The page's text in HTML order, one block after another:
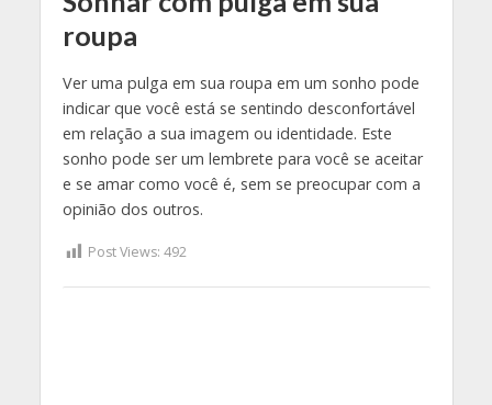
roupa
Ver uma pulga em sua roupa em um sonho pode
indicar que você está se sentindo desconfortável
em relação a sua imagem ou identidade. Este
sonho pode ser um lembrete para você se aceitar
e se amar como você é, sem se preocupar com a
opinião dos outros.
Post Views: 492